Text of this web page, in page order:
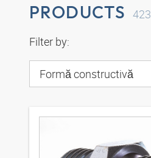
PRODUCTS 423
Filter by:
Formă constructivă